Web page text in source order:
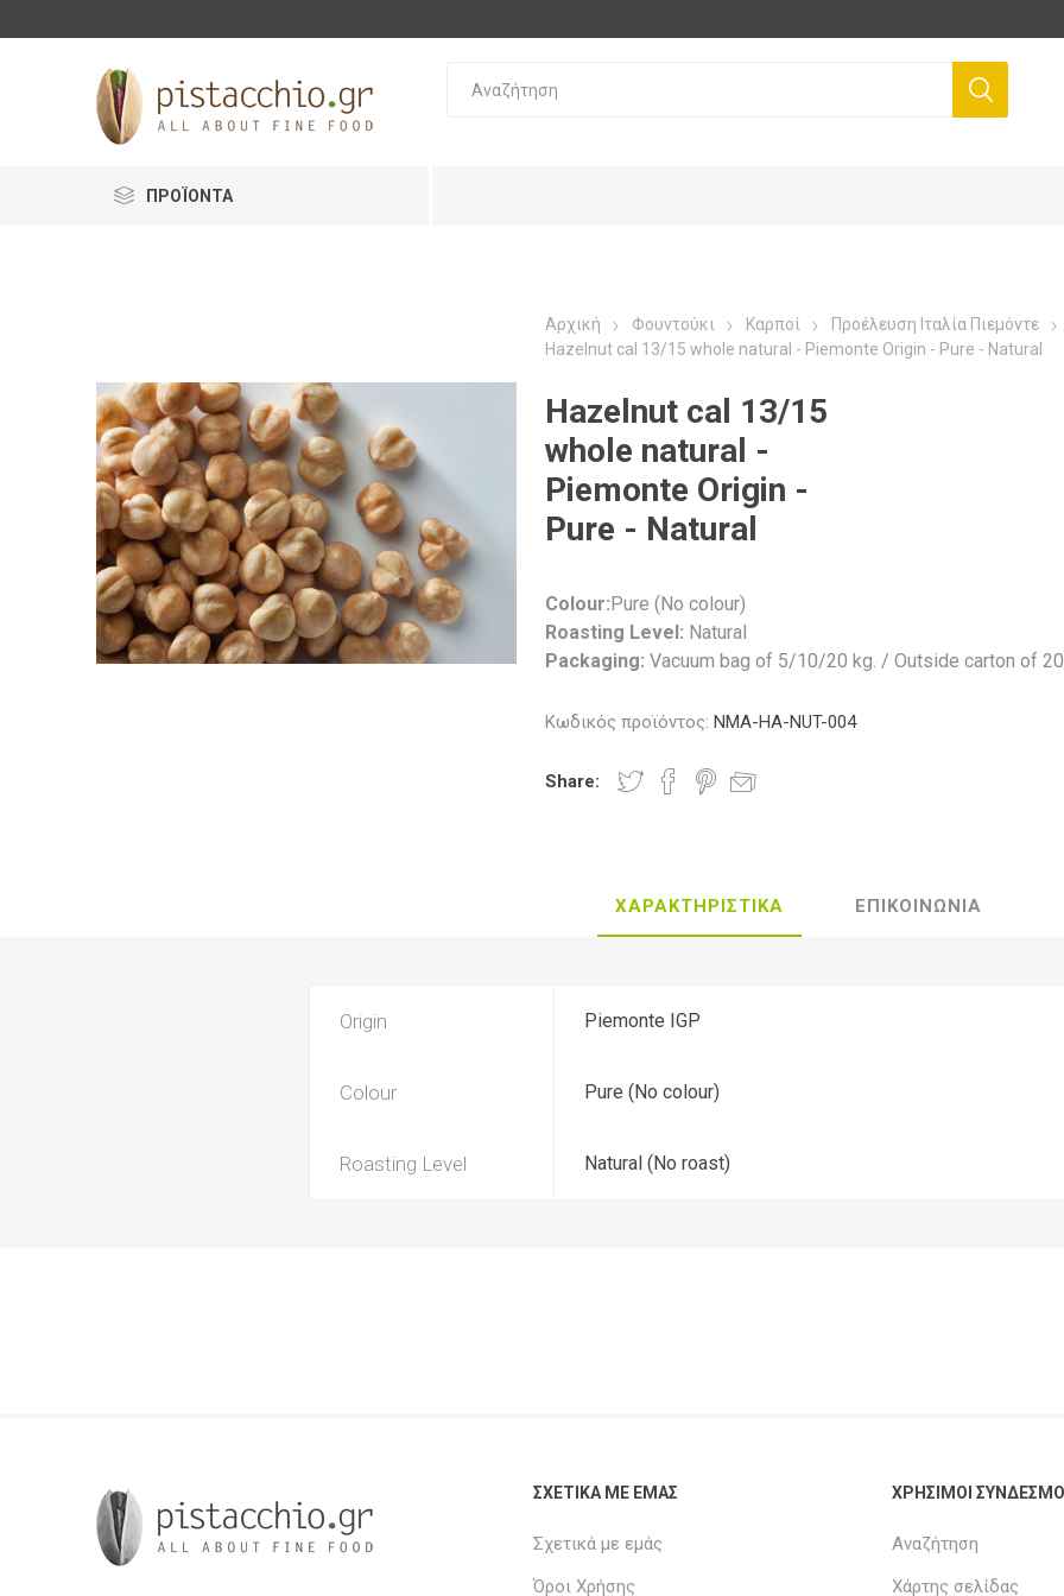
ΠΡΟΪΟΝΤΑ
Αρχική Φουντούκι Καρποί
Προέλευση Ιταλία Πιεμόντε
Hazelnut cal 13/15 whole natural - Piemonte Origin - Pure - Natural
Hazelnut cal 13/15
whole natural -
Piemonte Origin -
Pure - Natural
Colour:Pure (No colour)
Roasting Level: Natural
Packaging: Vacuum bag of 5/10/20 kg. / Outside carton of
Κωδικός προϊόντος: NMA-HA-NUT-004
Share:
ΧΑΡΑΚΤΗΡΙΣΤΙΚΑ ΕΠΙΚΟΙΝΩΝΙΑ
Origin Piemonte IGP
Colour Pure (No colour)
Roasting Level Natural (No roast)
ΣΧΕΤΙΚΑ ΜΕ ΕΜΑΣ
Σχετικά με εμάς
Όροι Χρήσης
ΧΡΗΣΙΜΟΙ
Αναζήτηση
Χάρτης σελίδας